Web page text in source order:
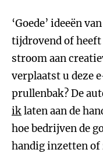
‘Goede’ ideeën
tijdrovend of heeft
stroom aan
verplaatst u deze
prullenbak? De
iklaten aan de
hoe bedrijven de
handig inzetten